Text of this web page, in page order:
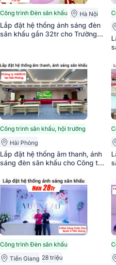
Công trình Đèn sân khấu Hà Nội
Lắp đặt hệ thống ánh sáng đèn
sân khấu gần 32tr cho Trường
Công trình sân khấu, hội trường
Hải Phòng
Lắp đặt hệ thống âm thanh, ánh
sáng đèn sân khấu cho Công ty
HQL 210, Actpro HQS218,
Actpro FP10000Q,...)
Công trình Đèn sân khấu
Tiền Giang 28 triệu